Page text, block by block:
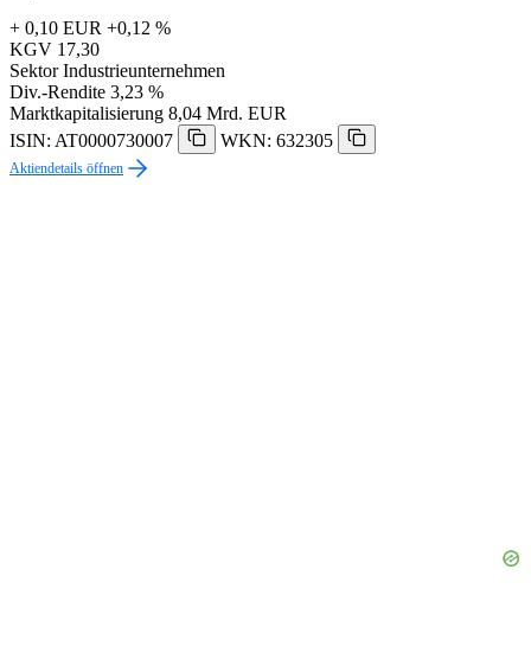
+ 0,10 EUR +0,12 %
KGV 17,30
Sektor Industrieunternehmen
Div.-Rendite 3,23 %
Marktkapitalisierung 8,04 Mrd. EUR
ISIN: AT0000730007
WKN: 632305
Aktiendetails öffnen